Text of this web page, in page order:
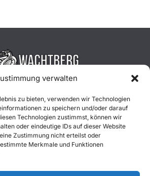
verwalten
zu bieten, verwenden wir Technologien
zu speichern und/oder darauf
Technologien zustimmst, können wir
oder eindeutige IDs auf dieser Website
Zustimmung nicht erteilst oder
Merkmale und Funktionen